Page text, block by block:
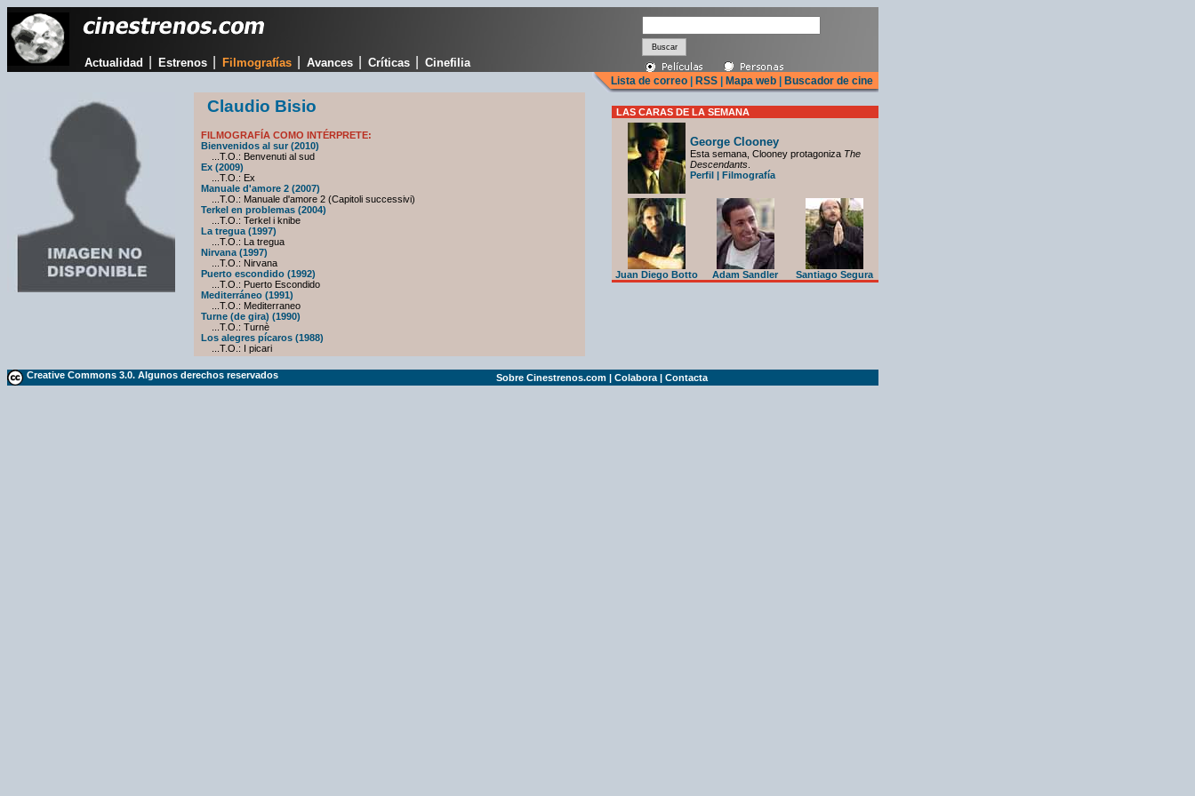
Actualidad Estrenos Filmografías Avances Críticas Cinefilia
Lista de correo RSS Mapa web Buscador de cine
Claudio Bisio
FILMOGRAFÍA COMO INTÉRPRETE:
Bienvenidos al sur (2010)
...T.O.: Benvenuti al sud
Ex (2009)
...T.O.: Ex
Manuale d'amore 2 (2007)
...T.O.: Manuale d'amore 2 (Capitoli successivi)
Terkel en problemas (2004)
...T.O.: Terkel i knibe
La tregua (1997)
...T.O.: La tregua
Nirvana (1997)
...T.O.: Nirvana
Puerto escondido (1992)
...T.O.: Puerto Escondido
Mediterráneo (1991)
...T.O.: Mediterraneo
Turne (de gira) (1990)
...T.O.: Turnè
Los alegres pícaros (1988)
...T.O.: I picari
LAS CARAS DE LA SEMANA
George Clooney
Esta semana, Clooney protagoniza The
Descendants
Perfil | Filmografía
Juan Diego Botto Adam Sandler Santiago Segura
Creative Commons 3.0. Algunos derechos reservados Sobre Cinestrenos.com | Colabora | Contacta